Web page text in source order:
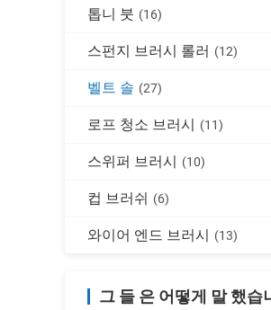
톱니 붓 (16)
스펀지 브러시 롤러 (12)
벨트 솔 (27)
로프 청소 브러시 (11)
스위퍼 브러시 (10)
컵 브러쉬 (6)
와이어 엔드 브러시 (13)
그 들 은 어떻게 말 했습